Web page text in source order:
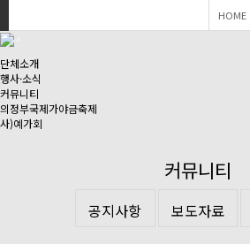
HOME
단체소개
행사·소식
커뮤니티
의정부국제가야금축제
사)예가회
커뮤니티
공지사항 보도자료